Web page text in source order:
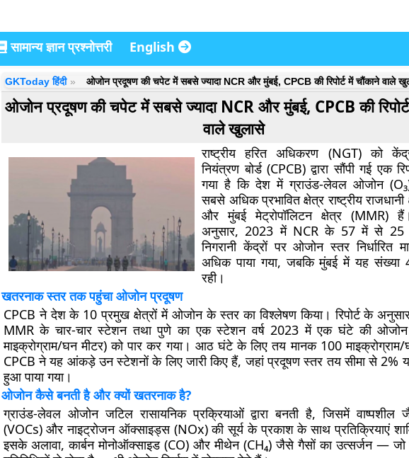
सामान्य ज्ञान प्रश्नोत्तरी English
GKToday हिंदी ओजोन प्रदूषण की चपेट में सबसे ज्यादा NCR और मुंबई, CPCB की रिपोर्ट में चौंकाने वाले
ओजोन प्रदूषण की चपेट में सबसे ज्यादा NCR और मुंबई, CPCB की
वाले खुलासे
राष्ट्रीय हरित अधिकरण (NGT) को
नियंत्रण बोर्ड (CPCB) द्वारा सौंपी गई एक
गया है कि देश में ग्राउंड-लेवल ओजोन
सबसे अधिक प्रभावित क्षेत्र राष्ट्रीय
और मुंबई मेट्रोपॉलिटन क्षेत्र (MMR)
अनुसार, 2023 में NCR के 57 में से 25
निगरानी केंद्रों पर ओजोन स्तर निर्धारित
अधिक पाया गया, जबकि मुंबई में यह
रही।
खतरनाक स्तर तक पहुंचा ओजोन प्रदूषण
CPCB ने देश के 10 प्रमुख क्षेत्रों में ओजोन के स्तर का विश्लेषण किया। रिपोर्ट के
MMR के चार-चार स्टेशन तथा पुणे का एक स्टेशन वर्ष 2023 में एक घंटे की ओजोन
माइक्रोग्राम/घन मीटर) को पार कर गया। आठ घंटे के लिए तय मानक 100 माइक्रोग्राम/
CPCB ने यह आंकड़े उन स्टेशनों के लिए जारी किए हैं, जहां प्रदूषण स्तर तय सीमा से 2%
हुआ पाया गया।
ओजोन कैसे बनती है और क्यों खतरनाक है?
ग्राउंड-लेवल ओजोन जटिल रासायनिक प्रक्रियाओं द्वारा बनती है, जिसमें वाष्पशील
(VOCs) और नाइट्रोजन ऑक्साइड्स (NOx) की सूर्य के प्रकाश के साथ प्रतिक्रियाएं
इसके अलावा, कार्बन मोनोऑक्साइड (CO) और मीथेन (CH₄) जैसे गैसों का उत्सर्जन —